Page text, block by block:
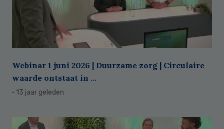
Webinar 1 juni 2026 | Duurzame zorg | Circulaire
waarde ontstaat in ...
· 13 jaar geleden